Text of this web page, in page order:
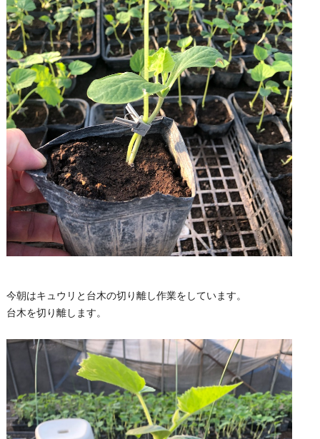
今朝はキュウリと台木の切り離し作業をしています。
台木を切り離します。